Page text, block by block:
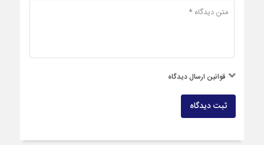
قوانین ارسال دیدگاه
ثبت دیدگاه